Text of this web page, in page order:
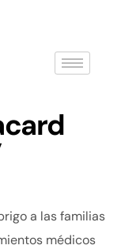
a las familias
médicos